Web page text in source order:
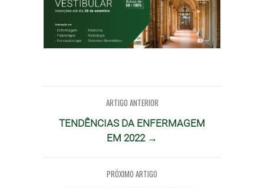
ARTIGO ANTERIOR
TENDÊNCIAS DA ENFERMAGEM
EM 2022 →
PRÓXIMO ARTIGO